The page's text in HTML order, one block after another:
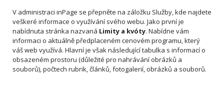
V administraci inPage se přepněte na záložku Služby, kde najdete
veškeré informace o využívání svého webu. Jako první je
nabídnuta stránka nazvaná Limity a kvóty. Nabídne vám
informaci o aktuálně předplaceném cenovém programu, který
váš web využívá. Hlavní je však následující tabulka s informací o
obsazeném prostoru (důležité pro nahrávání obrázků a
souborů), počtech rubrik, článků, fotogalerií, obrázků a souborů.